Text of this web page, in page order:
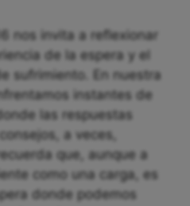
nos invita a reflexionar
de la espera y el
sufrimiento. En nuestra
instantes de
las respuestas
a veces,
que, aunque a
como una carga, es
donde podemos